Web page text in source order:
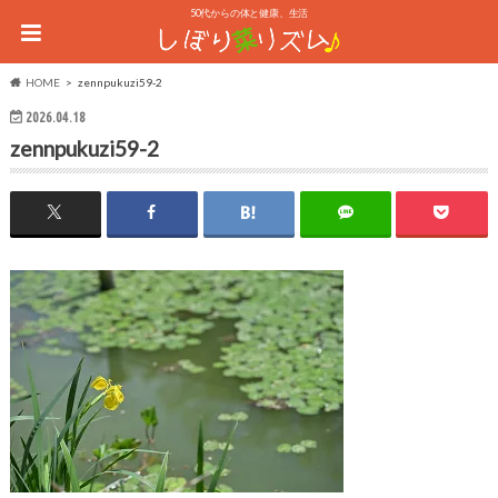
50代からの体と健康、生活
HOME zennpukuzi59-2
2026.04.18
zennpukuzi59-2